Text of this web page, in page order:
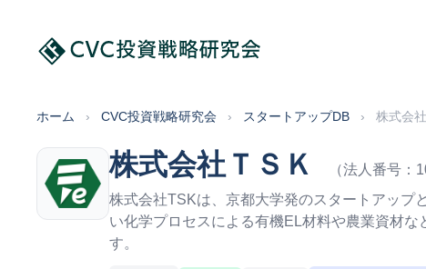
ホーム › CVC投資戦略研究会 › スタートアップDB › 株式会
株式会社ＴＳＫ
（法人番号：
株式会社TSKは、京都大学発のスタートアップ
い化学プロセスによる有機EL材料や農業資材
す。